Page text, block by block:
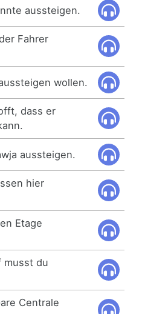
aussteigen.
Fahrer
wollen.
dass er
aussteigen.
hier
Etage
musst du
Centrale